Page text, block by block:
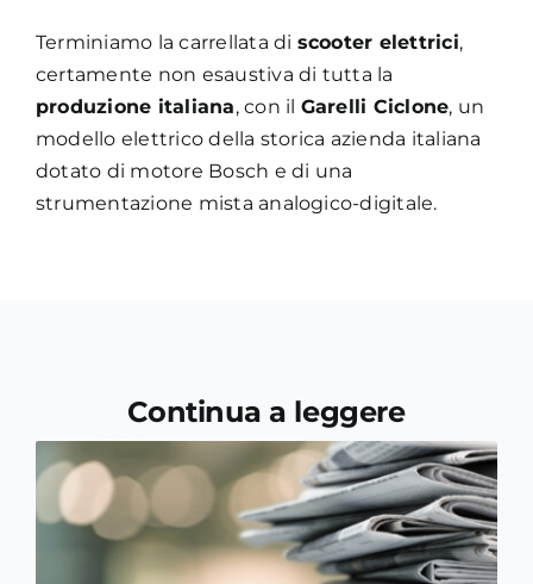
Terminiamo la carrellata di scooter elettrici,
certamente non esaustiva di tutta la
produzione italiana, con il Garelli Ciclone, un
modello elettrico della storica azienda italiana
dotato di motore Bosch e di una
strumentazione mista analogico-digitale.
Continua a leggere